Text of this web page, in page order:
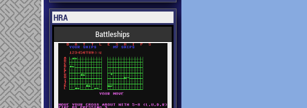
HRA
Battleships